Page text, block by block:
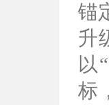
锚
升
以
标